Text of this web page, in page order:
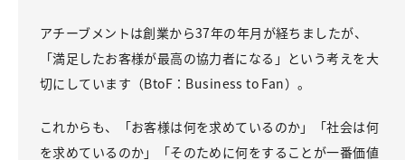
アチーブメントは創業から37年の年月が経ちましたが、
「満足したお客様が最高の協力者になる」という考えを大
切にしています（BtoF：Business to Fan）。
これからも、「お客様は何を求めているのか」「社会は何
を求めているのか」「そのために何をすることが一番価値